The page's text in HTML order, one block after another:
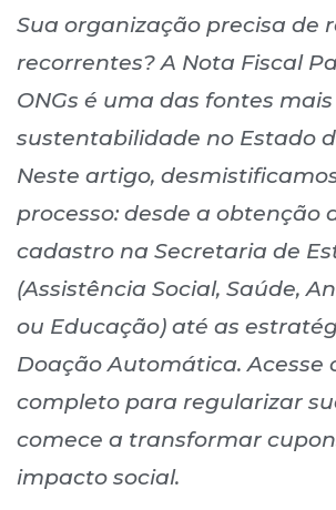
Sua organização precisa de
recorrentes? A Nota Fiscal
ONGs é uma das fontes
sustentabilidade no Estado
Neste artigo,
processo: desde a obtenção
cadastro na Secretaria de
(Assistência Social, Saúde,
ou Educação) até as
Doação Automática. Acesse
completo para regularizar
comece a transformar
impacto social.